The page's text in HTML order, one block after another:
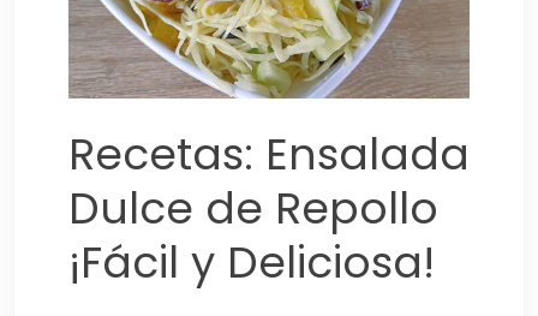
Recetas: Ensalada
Dulce de Repollo
¡Fácil y Deliciosa!